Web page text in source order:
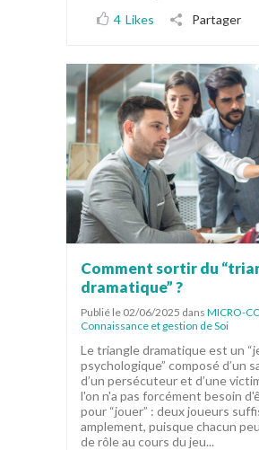
4 Likes Partager
Comment sortir du
dramatique” ?
Publié le 02/06/2025 dans MICRO-
Connaissance et gestion de Soi
Le triangle dramatique est un
psychologique” composé d’un
d’un persécuteur et d’une
l'on n'a pas forcément besoin
pour “jouer” : deux joueurs
amplement, puisque chacun
de rôle au cours du jeu...